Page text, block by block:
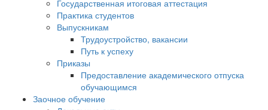
Государственная итоговая аттестация
Практика студентов
Выпускникам
Трудоустройство, вакансии
Путь к успеху
Приказы
Предоставление академического отпуска
обучающимся
Заочное обучение